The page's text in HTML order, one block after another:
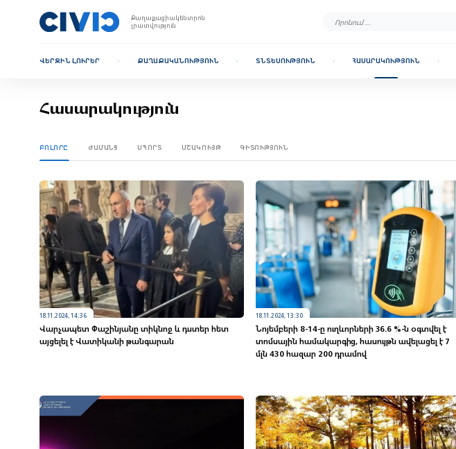
Քաղաքացիակենտրոն
լրատվություն
ՎԵՐՋԻՆ ԼՈՒՐԵՐ ՔԱՂԱՔԱԿԱՆՈՒԹՅՈՒՆ ՏՆՏԵՍՈՒԹՅՈՒՆ ՀԱՍԱՐԱԿՈՒԹՅՈՒՆ
Հասարակություն
ԲՈԼՈՐԸ ԺԱՄԱՆՑ ՍՊՈՐՏ ՄՇԱԿՈՒՅԹ ԳԻՏՈՒԹՅՈՒՆ
18.11.2024, 14:36
Վարչապետ Փաշինյանը տիկնոջ և դստեր հետ
այցելել է Վատիկանի թանգարան
18.11.2024, 13:30
Նոյեմբերի 8-14-ը ուղևորների 36.6 %-ն օգտվել է
տոմսային համակարգից, հասույթն ավելացել է 7
մլն 430 հազար 200 դրամով